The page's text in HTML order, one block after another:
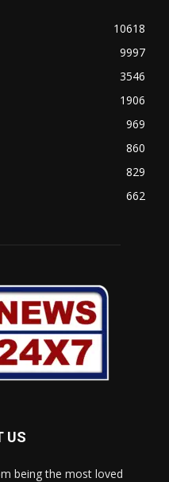
10618
9997
3546
1906
969
860
829
662
US
being the most loved